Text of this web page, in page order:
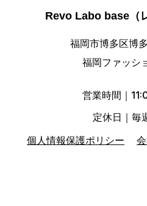
Revo Labo base（
福岡市博多区博
福岡ファッシ
営業時間｜
定休日｜毎
個人情報保護ポリシー